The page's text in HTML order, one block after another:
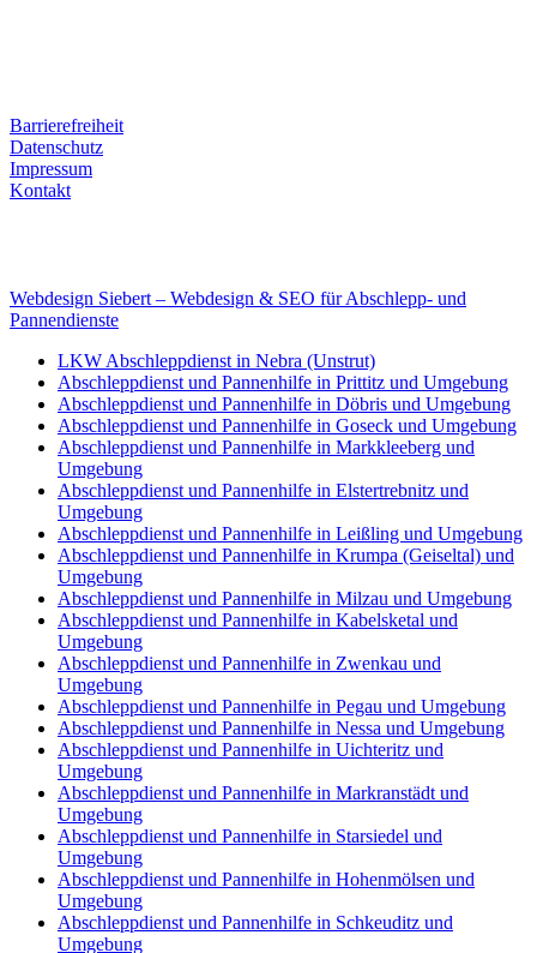
Barrierefreiheit
Datenschutz
Impressum
Kontakt
Webdesign Siebert – Webdesign & SEO für Abschlepp- und
Pannendienste
LKW Abschleppdienst in Nebra (Unstrut)
Abschleppdienst und Pannenhilfe in Prittitz und Umgebung
Abschleppdienst und Pannenhilfe in Döbris und Umgebung
Abschleppdienst und Pannenhilfe in Goseck und Umgebung
Abschleppdienst und Pannenhilfe in Markkleeberg und
Umgebung
Abschleppdienst und Pannenhilfe in Elstertrebnitz und
Umgebung
Abschleppdienst und Pannenhilfe in Leißling und Umgebung
Abschleppdienst und Pannenhilfe in Krumpa (Geiseltal) und
Umgebung
Abschleppdienst und Pannenhilfe in Milzau und Umgebung
Abschleppdienst und Pannenhilfe in Kabelsketal und
Umgebung
Abschleppdienst und Pannenhilfe in Zwenkau und
Umgebung
Abschleppdienst und Pannenhilfe in Pegau und Umgebung
Abschleppdienst und Pannenhilfe in Nessa und Umgebung
Abschleppdienst und Pannenhilfe in Uichteritz und
Umgebung
Abschleppdienst und Pannenhilfe in Markranstädt und
Umgebung
Abschleppdienst und Pannenhilfe in Starsiedel und
Umgebung
Abschleppdienst und Pannenhilfe in Hohenmölsen und
Umgebung
Abschleppdienst und Pannenhilfe in Schkeuditz und
Umgebung